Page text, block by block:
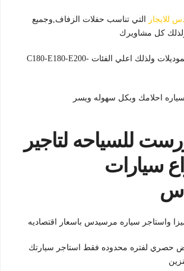
للايجار
التي تناسب حفلات الزفاف,وجميع
كل مشاويرك
يتوفر لدينا احدث الموديلات ولذلك اعلي الفئات C180-E180-E200-
احلامك وبكل سهوله ويسر
للسياحه لتاجير
سيارات
واستاجر سياره مرسيدس باسعار اقتصاديه
حصري لفتره محدوده فقط استاجر سيارتك